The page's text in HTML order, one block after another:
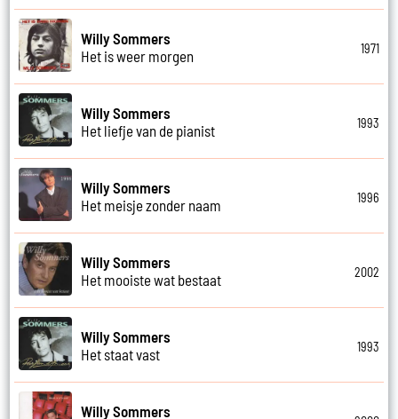
Willy Sommers
Het is weer morgen
1971
Willy Sommers
Het liefje van de pianist
1993
Willy Sommers
Het meisje zonder naam
1996
Willy Sommers
Het mooiste wat bestaat
2002
Willy Sommers
Het staat vast
1993
Willy Sommers